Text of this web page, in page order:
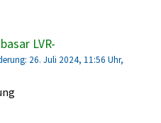
LVR-
26. Juli 2024, 11:56 Uhr,